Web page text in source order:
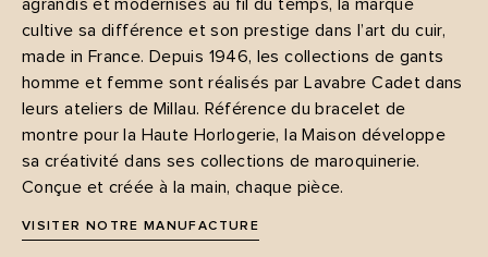
agrandis et modernisés au fil du temps, la marque
cultive sa différence et son prestige dans l’art du cuir,
made in France. Depuis 1946, les collections de gants
homme et femme sont réalisés par Lavabre Cadet dans
leurs ateliers de Millau. Référence du bracelet de
montre pour la Haute Horlogerie, la Maison développe
sa créativité dans ses collections de maroquinerie.
Conçue et créée à la main, chaque pièce.
VISITER NOTRE MANUFACTURE